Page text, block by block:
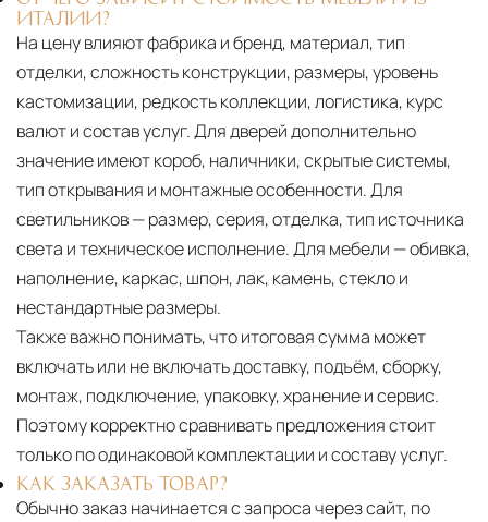
ИТАЛИИ?
На цену влияют фабрика и бренд, материал, тип
отделки, сложность конструкции, размеры, уровень
кастомизации, редкость коллекции, логистика, курс
валют и состав услуг. Для дверей дополнительно
значение имеют короб, наличники, скрытые системы,
тип открывания и монтажные особенности. Для
светильников — размер, серия, отделка, тип источника
света и техническое исполнение. Для мебели — обивка,
наполнение, каркас, шпон, лак, камень, стекло и
нестандартные размеры.
Также важно понимать, что итоговая сумма может
включать или не включать доставку, подъём, сборку,
монтаж, подключение, упаковку, хранение и сервис.
Поэтому корректно сравнивать предложения стоит
только по одинаковой комплектации и составу услуг.
КАК ЗАКАЗАТЬ ТОВАР?
Обычно заказ начинается с запроса через сайт, по